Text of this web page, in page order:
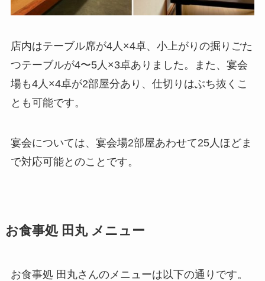
店内はテーブル席が4人×4卓、小上がりの掘りごた
つテーブルが4〜5人×3卓ありました。また、宴会
場も4人×4卓が2部屋分あり、仕切りはぶち抜くこ
とも可能です。
宴会については、宴会場2部屋あわせて25人ほどま
で対応可能とのことです。
お食事処 田丸 メニュー
お食事処 田丸さんのメニューは以下の通りです。